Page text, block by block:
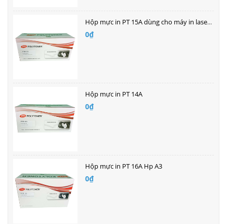
Hộp mực in PT 15A dùng cho máy in laser HP
0₫
Hộp mực in PT 14A
0₫
Hộp mực in PT 16A Hp A3
0₫